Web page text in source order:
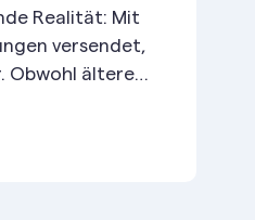
Realität: Mit
versendet,
Obwohl ältere
Jobs zu